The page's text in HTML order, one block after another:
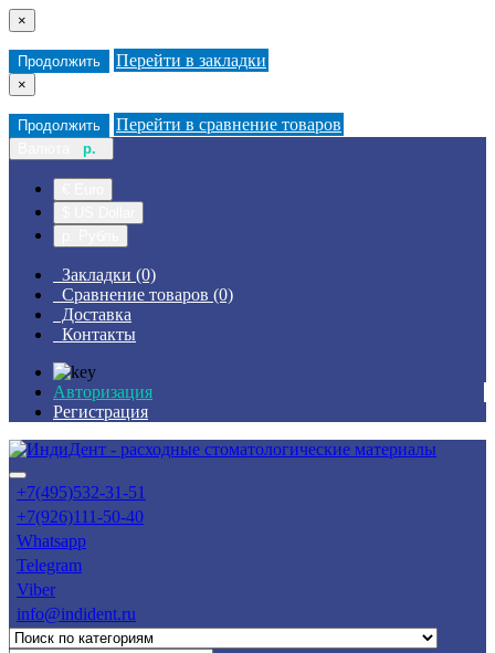
×
Продолжить Перейти в закладки
×
Продолжить Перейти в сравнение товаров
р.
Закладки (0)
Сравнение товаров (0)
Доставка
Контакты
Авторизация
Регистрация
+7(495)532-31-51
+7(926)111-50-40
Whatsapp
Telegram
Viber
info@indident.ru